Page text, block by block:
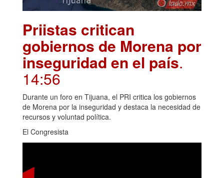
Priistas critican
gobiernos de Morena por
inseguridad en el país.
14:56
Durante un foro en Tijuana, el PRI critica los gobiernos
de Morena por la inseguridad y destaca la necesidad de
recursos y voluntad política.
El Congresista